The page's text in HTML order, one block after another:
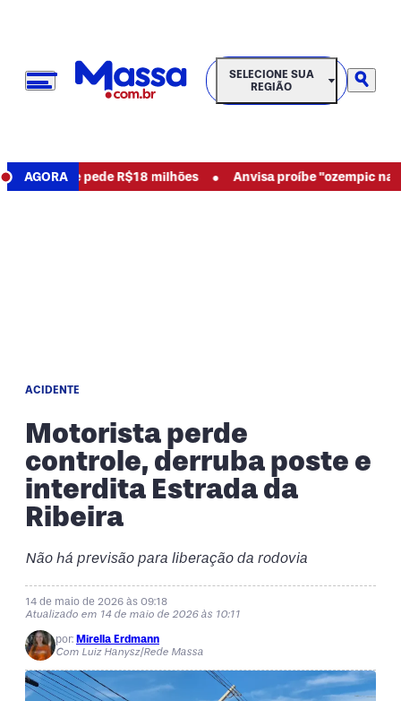
SELECIONE SUA REGIÃO
SELECIONE SUA
REGIÃO
AGORA
e pede R$18 milhões • Anvisa proíbe "ozempic natural"
ACIDENTE
Motorista perde
controle, derruba poste e
interdita Estrada da
Ribeira
Não há previsão para liberação da rodovia
14 de maio de 2026 às 09:18
Atualizado em 14 de maio de 2026 às 10:11
por: Mirella Erdmann
Com Luiz Hanysz/Rede Massa